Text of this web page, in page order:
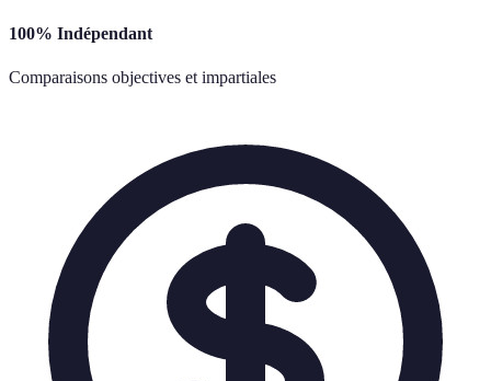
100% Indépendant
Comparaisons objectives et impartiales